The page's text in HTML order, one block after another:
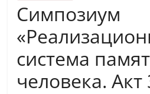
Симпозиум
система
человека. Акт